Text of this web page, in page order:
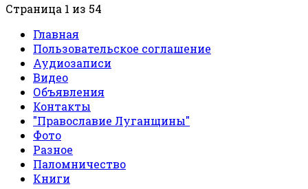
Страница 1 из 54
Главная
Пользовательское соглашение
Аудиозаписи
Видео
Объявления
Контакты
"Православие Луганщины"
Фото
Разное
Паломничество
Книги